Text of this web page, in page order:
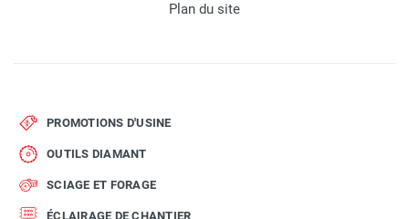
Plan du site
PROMOTIONS D'USINE
OUTILS DIAMANT
SCIAGE ET FORAGE
ÉCLAIRAGE DE CHANTIER